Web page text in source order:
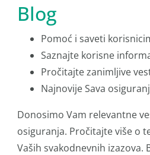
Blog
Pomoć i saveti
Saznajte korisne
Pročitajte zanimljive
Najnovije Sava
Donosimo Vam relevantne
osiguranja. Pročitajte više o
Vaših svakodnevnih izazova.